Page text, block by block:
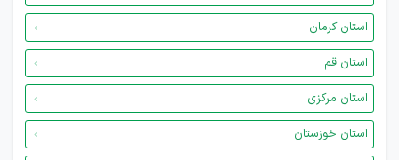
استان کرمان
استان قم
استان مرکزی
استان خوزستان